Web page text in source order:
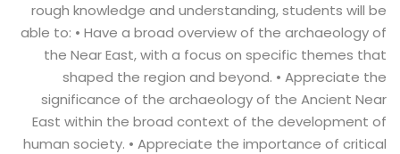
rough knowledge and understanding, students will be
able to: • Have a broad overview of the archaeology of
the Near East, with a focus on specific themes that
shaped the region and beyond. • Appreciate the
significance of the archaeology of the Ancient Near
East within the broad context of the development of
human society. • Appreciate the importance of critical